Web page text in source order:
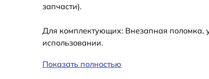
запчасти).
Для комплектующих: Внезапная поломка,
использовании.
Показать полностью